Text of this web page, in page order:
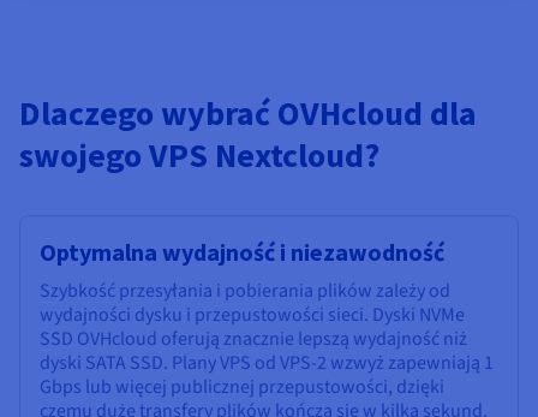
Dlaczego wybrać OVHcloud dla
swojego VPS Nextcloud?
Optymalna wydajność i niezawodność
Szybkość przesyłania i pobierania plików zależy od
wydajności dysku i przepustowości sieci. Dyski NVMe
SSD OVHcloud oferują znacznie lepszą wydajność niż
dyski SATA SSD. Plany VPS od VPS-2 wzwyż zapewniają 1
Gbps lub więcej publicznej przepustowości, dzięki
czemu duże transfery plików kończą się w kilka sekund.